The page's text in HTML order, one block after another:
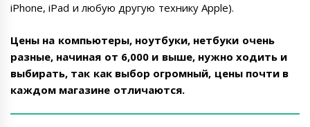
iPhone,iPad и любую другую технику Apple).
Цены на компьютеры, ноутбуки, нетбуки очень
разные, начиная от 6,000 и выше, нужно ходить и
выбирать, так как выбор огромный, цены почти в
каждом магазине отличаются.